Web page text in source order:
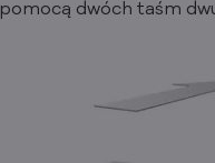
pomocą dwóch taśm